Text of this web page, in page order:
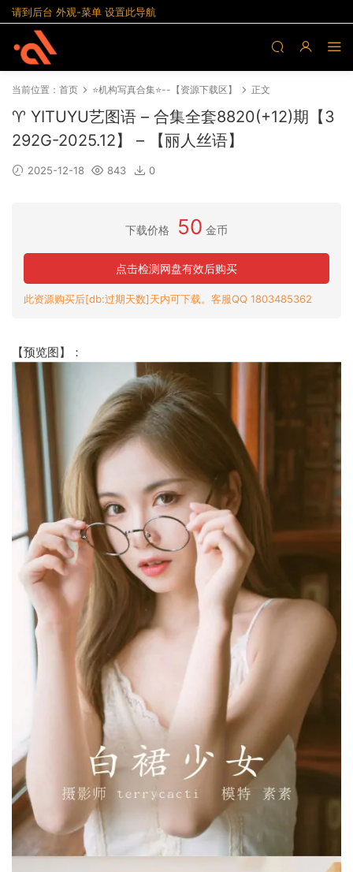
请到后台 外观-菜单 设置此导航
当前位置： 首页 ⭐机构写真合集⭐--【资源下载区】 正文
♈ YITUYU艺图语 – 合集全套8820(+12)期【3
292G-2025.12】 – 【丽人丝语】
2025-12-18 843 0
下载价格 50 金币
点击检测网盘有效后购买
此资源购买后[db:过期天数]天内可下载。客服QQ 1803485362
【预览图】：